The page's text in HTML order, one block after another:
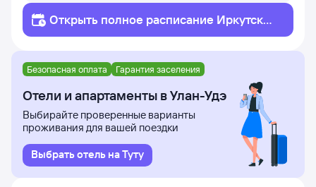
Открыть полное расписание Иркутск
Улан-Удэ
Безопасная оплата Гарантия заселения
Отели и апартаменты в Улан-Удэ
Выбирайте проверенные варианты
проживания для вашей поездки
Выбрать отель на Туту